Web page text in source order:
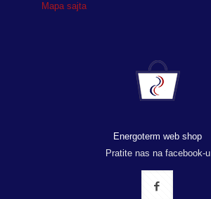
Mapa sajta
Energoterm web shop
Pratite nas na facebook-u